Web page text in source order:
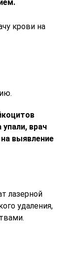
крови на
врач
выявление
лазерной
удаления,